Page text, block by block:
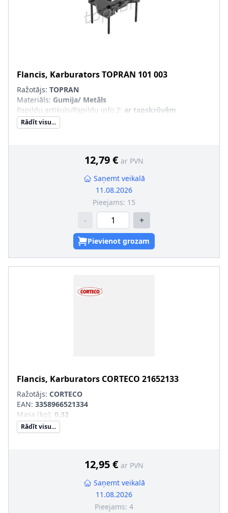
Flancis, KarburatorsTOPRAN 101 003
Ražotājs: TOPRAN
Materiāls: Gumija/ Metāls
Papildu artikuls/Papildu info 2: ar tapskrūvēm
Rādīt visu...
12,79 € ar PVN
Saņemt veikalā
11.08.2026
Pieejams: 15
- +
Pievienot grozam
Flancis, Karburators CORTECO 21652133
Ražotājs: CORTECO
EAN: 3358966521334
Masa [kg]: 0,32
Rādīt visu...
12,95 € ar PVN
Saņemt veikalā
11.08.2026
Pieejams: 4